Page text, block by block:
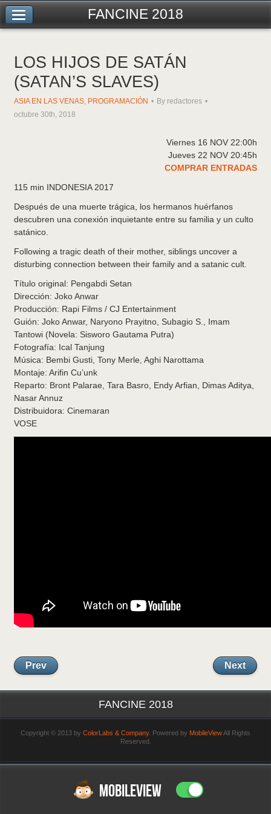
FANCINE 2018
LOS HIJOS DE SATÁN
(SATAN’S SLAVES)
ASIA EN LAS VENAS, PROGRAMACIÓN
By redactores
octubre 30th, 2018
Viernes 16 NOV 22:00h
Jueves 22 NOV 20:45h
COMPRAR ENTRADAS
115 min INDONESIA 2017
Después de una muerte trágica, los hermanos huérfanos
descubren una conexión inquietante entre su familia y un culto
satánico.
Following a tragic death of their mother, siblings uncover a
disturbing connection between their family and a satanic cult.
Título original: Pengabdi Setan
Dirección: Joko Anwar
Producción: Rapi Films / CJ Entertainment
Guión: Joko Anwar, Naryono Prayitno, Subagio S., Imam
Tantowi (Novela: Sisworo Gautama Putra)
Fotografía: Ical Tanjung
Música: Bembi Gusti, Tony Merle, Aghi Narottama
Montaje: Arifin Cu’unk
Reparto: Bront Palarae, Tara Basro, Endy Arfian, Dimas Aditya,
Nasar Annuz
Distribuidora: Cinemaran
VOSE
Prev Next
FANCINE 2018
Copyright © 2013 by ColorLabs & Company. Powered by MobileViewAll Rights
Reserved.
MOBILEVIEW